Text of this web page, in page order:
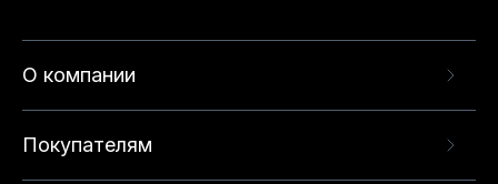
О компании
Покупателям